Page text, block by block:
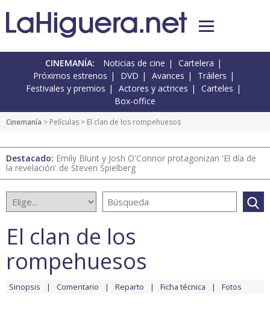
CINEMANÍA: Noticias de cine
Cartelera
Próximos estrenos
DVD Avances
Tráilers
Festivales y premios
Actores y actrices
Carteles
Box-office
Cinemanía > Películas > El clan de los rompehuesos
Destacado: Emily Blunt y Josh O'Connor protagonizan 'El día de
la revelación' de Steven Spielberg
El clan de los
rompehuesos
Sinopsis Comentario Reparto Ficha técnica Fotos